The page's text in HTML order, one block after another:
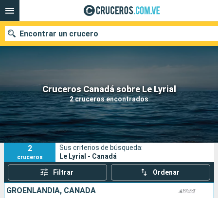
Cruceros Canadá sobre Le Lyrial
2 cruceros encontrados
Encontrar un crucero
Nuestros destinos
Fecha de salida
Puertos Compañías
2
cruceros
Sus criterios de búsqueda:
Le Lyrial - Canadá
Filtrar Ordenar
GROENLANDIA, CANADÁ